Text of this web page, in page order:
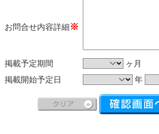
お問合せ内容詳細※
掲載予定期間
ヶ月
掲載開始予定日
年